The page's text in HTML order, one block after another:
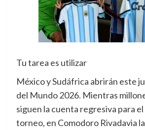
Tu tarea es utilizar
México y Sudáfrica abrirán este
del Mundo 2026. Mientras
siguen la cuenta regresiva para
torneo, en Comodoro Rivadavia